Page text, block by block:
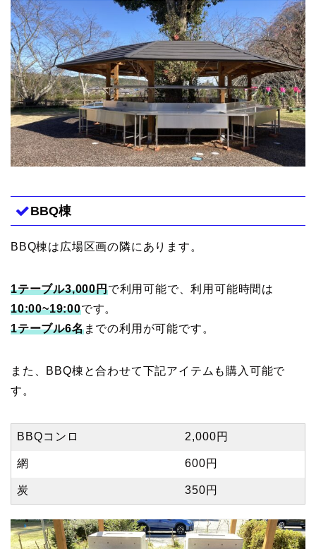
BBQ棟
BBQ棟は広場区画の隣にあります。
1テーブル3,000円で利用可能で、利用可能時間は
10:00~19:00です。
1テーブル6名までの利用が可能です。
また、BBQ棟と合わせて下記アイテムも購入可能で
す。
BBQコンロ 2,000円
網 600円
炭 350円